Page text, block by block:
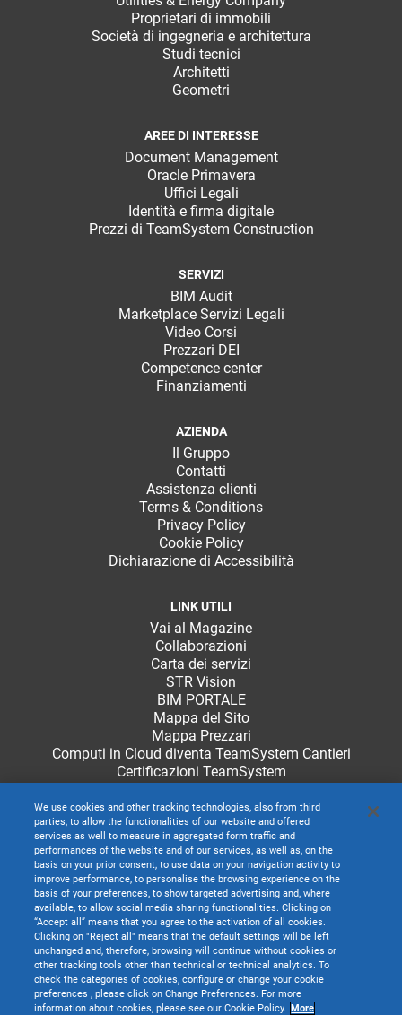
Proprietari di immobili
Società di ingegneria e architettura
Studi tecnici
Architetti
Geometri
AREE DI INTERESSE
Document Management
Oracle Primavera
Uffici Legali
Identità e firma digitale
Prezzi di TeamSystem Construction
SERVIZI
BIM Audit
Marketplace Servizi Legali
Video Corsi
Prezzari DEI
Competence center
Finanziamenti
AZIENDA
Il Gruppo
Contatti
Assistenza clienti
Terms & Conditions
Privacy Policy
Cookie Policy
Dichiarazione di Accessibilità
LINK UTILI
Vai al Magazine
Collaborazioni
Carta dei servizi
STR Vision
BIM PORTALE
Mappa del Sito
Mappa Prezzari
Computi in Cloud diventa TeamSystem Cantieri
Certificazioni TeamSystem
TeamSystem S.p.A. società con socio unico soggetta all’attività di direzione e
We use cookies and other tracking technologies, also from third
parties, to allow the functionalities of our website and offered
services as well to measure in aggregated form traffic and
performances of the website and of our services, as well as, on the
basis on your prior consent, to use data on your navigation activity to
improve performance, to personalise the browsing experience on the
basis of your preferences, to show targeted advertising and, where
available, to allow social media sharing functionalities. Clicking on
“Accept all” means that you agree to the activation of all cookies.
Clicking on "Reject all" means that the default settings will be left
unchanged and, therefore, browsing will continue without cookies or
other tracking tools other than technical or technical analytics. To
check the categories of cookies, configure or change your cookie
preferences , please click on Change Preferences. For more
information about cookies, please see our Cookie Policy. More